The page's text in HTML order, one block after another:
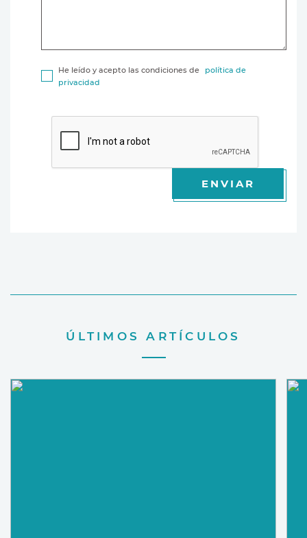
He leído y acepto las condiciones de
política de
privacidad
ENVIAR
ÚLTIMOS ARTÍCULOS